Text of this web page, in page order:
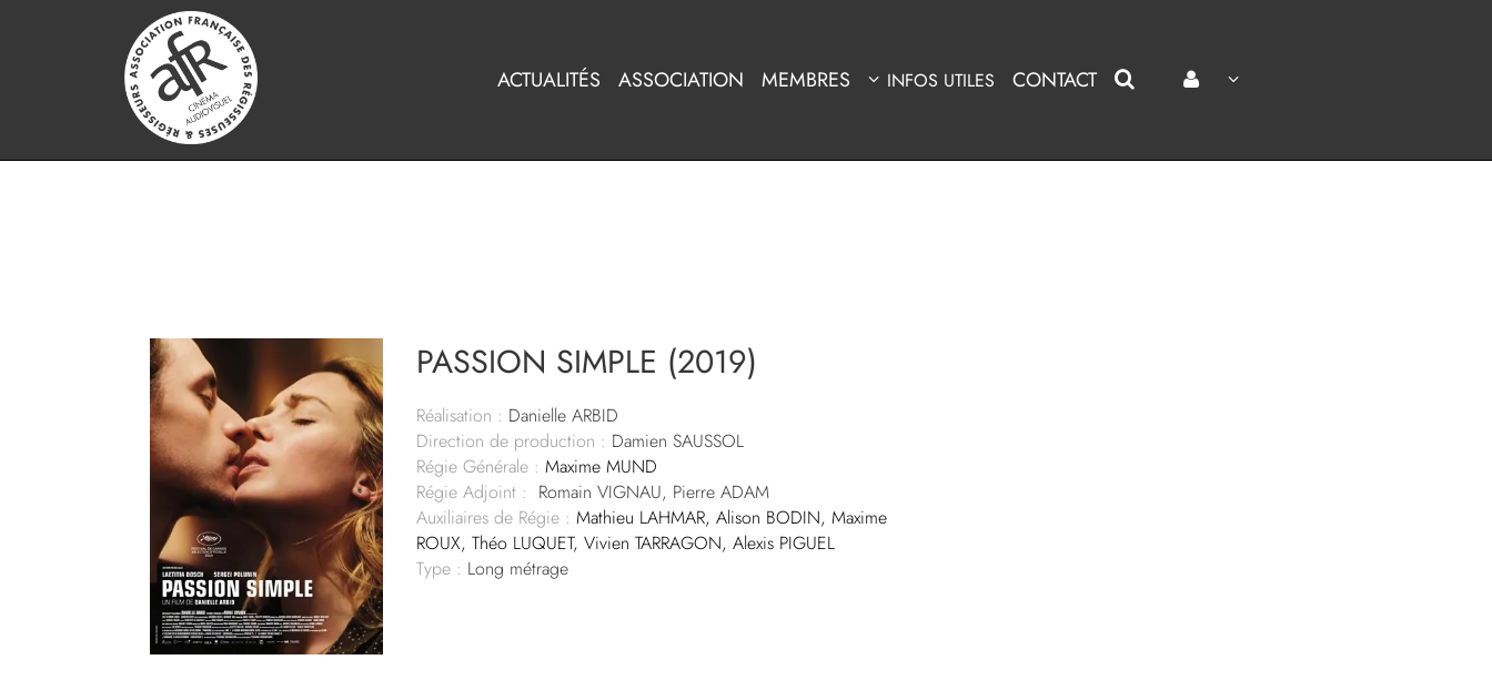
ACTUALITÉS ASSOCIATION MEMBRES INFOS UTILES CONTACT
PASSION SIMPLE (2019)
Réalisation : Danielle ARBID
Direction de production : Damien SAUSSOL
Régie Générale :Maxime MUND
Régie Adjoint : Romain VIGNAU, Pierre ADAM
Auxiliaires de Régie :Mathieu LAHMAR, Alison BODIN, Maxime
ROUX, Théo LUQUET, Vivien TARRAGON, Alexis PIGUEL
Type : Long métrage